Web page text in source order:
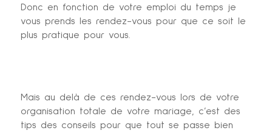
Donc en fonction de votre emploi du temps je
vous prends les rendez-vous pour que ce soit le
plus pratique pour vous.
Mais au delà de ces rendez-vous lors de votre
organisation totale de votre mariage, c’est des
tips des conseils pour que tout se passe bien